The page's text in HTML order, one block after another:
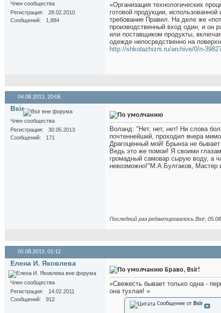
Член сообщества
Регистрация
28.02.2010
Сообщений
1,884
«Организация технологических
готовой продукции,
требование Правил. На деле же
производственный вход один, и он
или поставщиком продукты,
одежде непосредственно на
http://shkolazhizni.ru/archive/0/n-
04.08.2013, 20:06
Bsir
Член сообщества
Регистрация
30.05.2013
Сообщений
171
Воланд: "Нет, нет, нет! Ни слова
почтеннейший, проходил вчера
Драгоценный мой! Брынза не
Ведь это же помои! Я своими
громадный самовар сырую воду, а
невозможно!"М.А.Булгаков, Мастер
Последний раз редактировалось Bsir;
05.08.2013, 01:12
Елена И. Яковлева
Член сообщества
Регистрация
14.02.2011
Сообщений
912
Браво, Bsir!
«Свежесть бывает только одна -
она тухлая! »
Сообщение от Bsir